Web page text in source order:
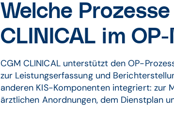
Welche
CLINICAL im
CGM CLINICAL unterstützt den OP-
zur Leistungserfassung und
anderen KIS-Komponenten integriert: zur
ärztlichen Anordnungen, dem Dienstplan